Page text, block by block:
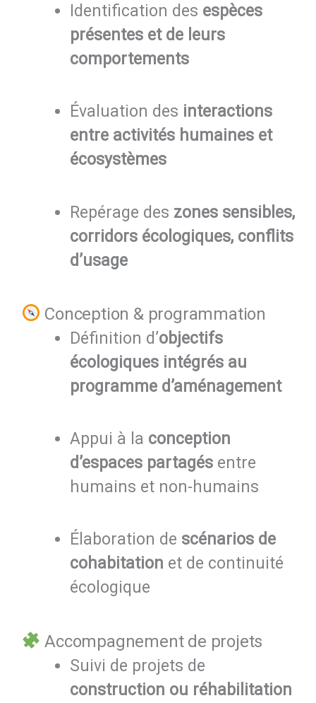
Identification des espèces
présentes et de leurs
comportements
Évaluation des interactions
entre activités humaines et
écosystèmes
Repérage des zones sensibles,
corridors écologiques, conflits
d’usage
Conception & programmation
Définition d’objectifs
écologiques intégrés au
programme d’aménagement
Appui à la conception
d’espaces partagés entre
humains et non-humains
Élaboration de scénarios de
cohabitation et de continuité
écologique
Accompagnement de projets
Suivi de projets de
construction ou réhabilitation